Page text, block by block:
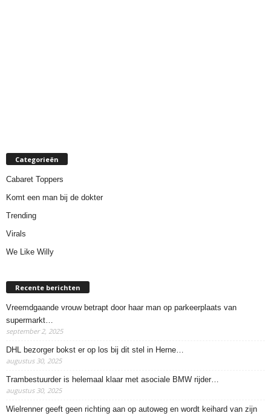
Categorieën
Cabaret Toppers
Komt een man bij de dokter
Trending
Virals
We Like Willy
Recente berichten
Vreemdgaande vrouw betrapt door haar man op parkeerplaats van
supermarkt…
september 2, 2025
DHL bezorger bokst er op los bij dit stel in Herne…
augustus 30, 2025
Trambestuurder is helemaal klaar met asociale BMW rijder…
augustus 30, 2025
Wielrenner geeft geen richting aan op autoweg en wordt keihard van zijn